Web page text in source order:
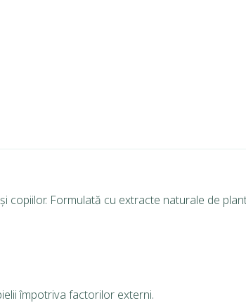
copiilor. Formulată cu extracte naturale de
împotriva factorilor externi.